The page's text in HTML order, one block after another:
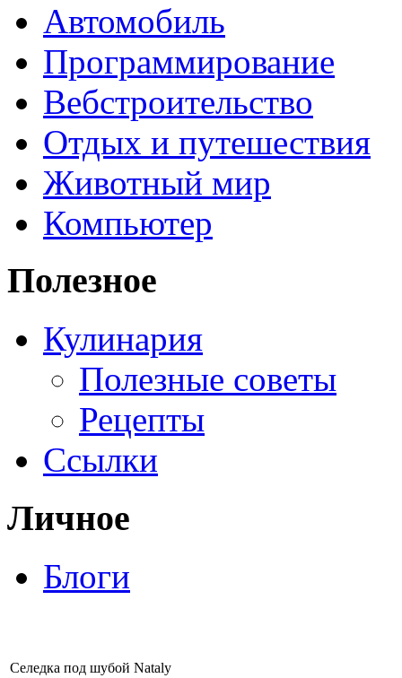
Автомобиль
Программирование
Вебстроительство
Отдых и путешествия
Животный мир
Компьютер
Полезное
Кулинария
Полезные советы
Рецепты
Ссылки
Личное
Блоги
Селедка под шубой Nataly